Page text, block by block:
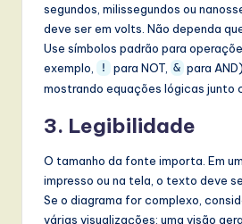
segundos, milissegundos ou
deve ser em volts. Não dependa
Use símbolos padrão para
exemplo,
! para NOT, & para
mostrando equações lógicas junto
3. Legibilidade
O tamanho da fonte importa. Em
impresso ou na tela, o texto deve
Se o diagrama for complexo,
várias visualizações: uma visão